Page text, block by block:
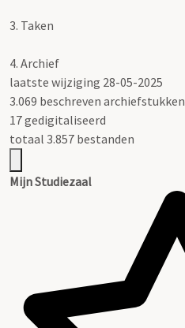
3. Taken
4. Archief
laatste wijziging 28-05-2025
3.069 beschreven archiefstukken
17 gedigitaliseerd
totaal 3.857 bestanden
Mijn Studiezaal